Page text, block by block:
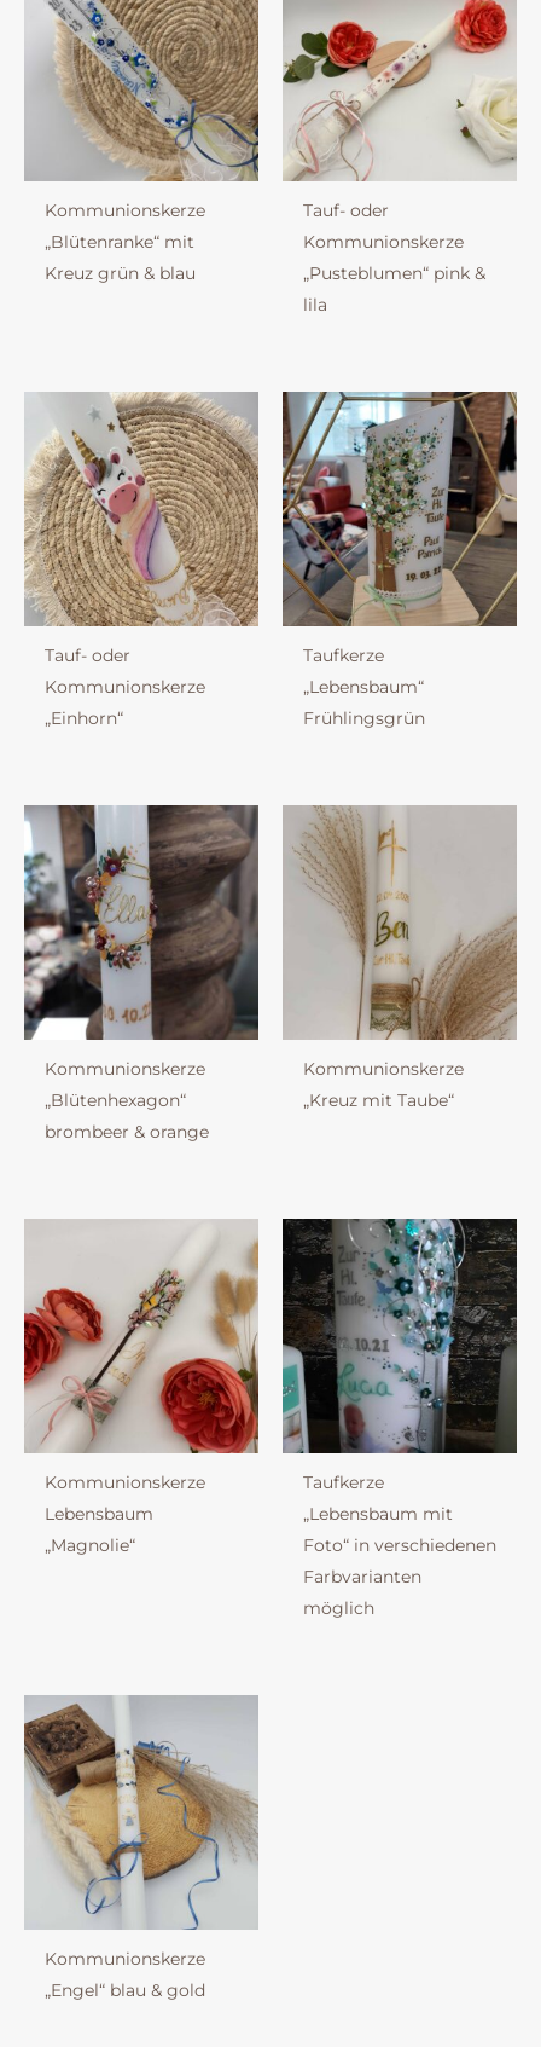
Kommunionskerze
„Blütenranke“ mit
Kreuz grün & blau
Tauf- oder
Kommunionskerze
„Pusteblumen“ pink &
lila
Tauf- oder
Kommunionskerze
„Einhorn“
Taufkerze
„Lebensbaum“
Frühlingsgrün
Kommunionskerze
„Blütenhexagon“
brombeer & orange
Kommunionskerze
„Kreuz mit Taube“
Kommunionskerze
Lebensbaum
„Magnolie“
Taufkerze
„Lebensbaum mit
Foto“ in verschiedenen
Farbvarianten
möglich
Kommunionskerze
„Engel“ blau & gold